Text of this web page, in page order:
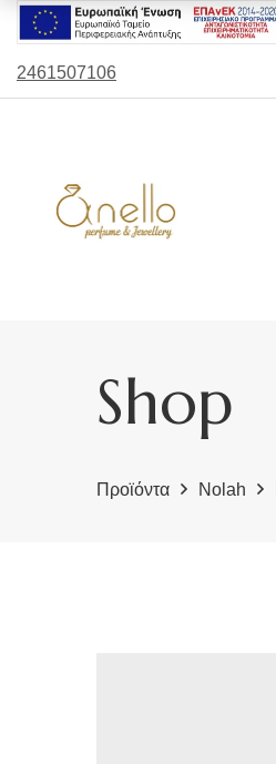
2461507106
Shop
Προϊόντα Nolah